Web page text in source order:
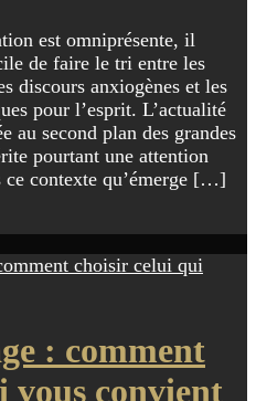
est omniprésente, il
de faire le tri entre les
discours anxiogènes et les
pour l’esprit. L’actualité
au second plan des grandes
pourtant une attention
ce contexte qu’émerge […]
: comment
vous convient